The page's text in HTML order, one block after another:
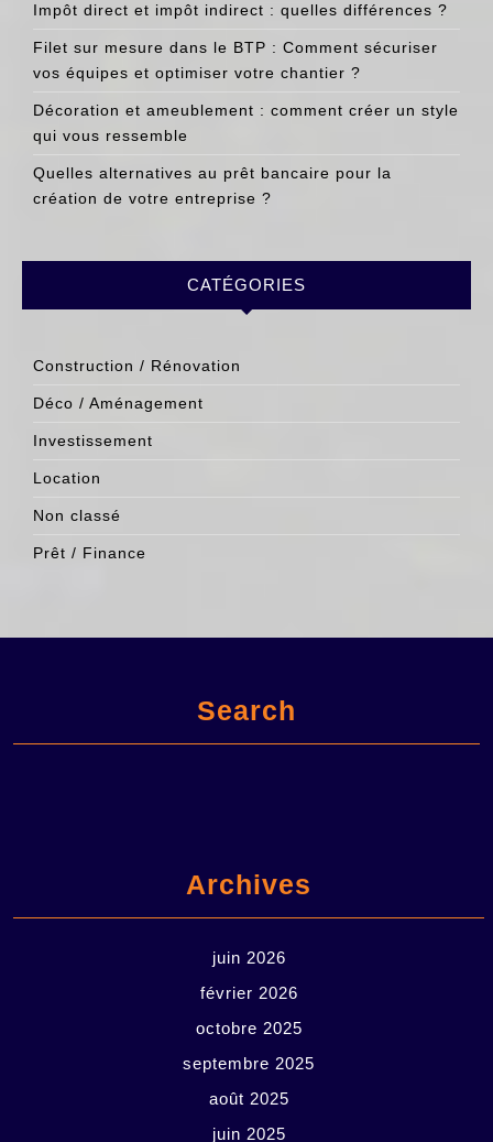
Impôt direct et impôt indirect : quelles différences ?
Filet sur mesure dans le BTP : Comment sécuriser
vos équipes et optimiser votre chantier ?
Décoration et ameublement : comment créer un style
qui vous ressemble
Quelles alternatives au prêt bancaire pour la
création de votre entreprise ?
CATÉGORIES
Construction / Rénovation
Déco / Aménagement
Investissement
Location
Non classé
Prêt / Finance
Search
Archives
juin 2026
février 2026
octobre 2025
septembre 2025
août 2025
juin 2025